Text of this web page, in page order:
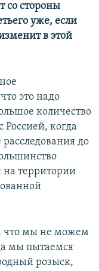
со стороны
уже, если
в этой
это надо
количество
Россией, когда
до
на территории
что мы не можем
мы пытаемся
розыск,